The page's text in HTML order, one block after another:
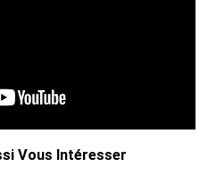
Vous Intéresser